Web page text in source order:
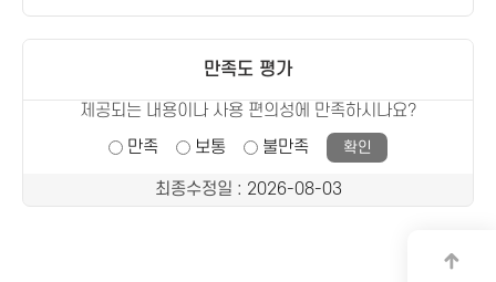
만족도 평가
제공되는 내용이나 사용 편의성에 만족하시나요?
만족
보통 불만족
최종수정일 : 2026-08-03